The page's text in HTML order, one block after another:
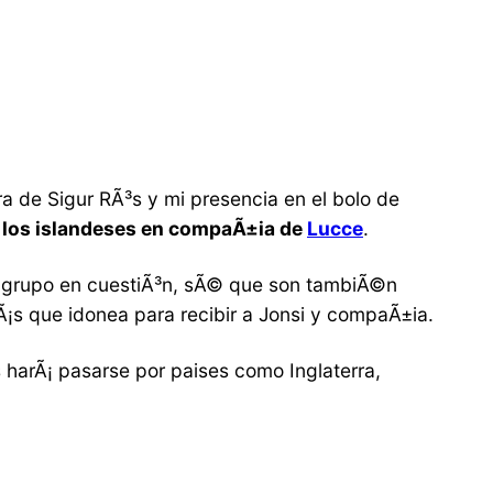
de Sigur RÃ³s y mi presencia en el bolo de
islandeses en compaÃ±ia de Lucce.
en cuestiÃ³n, sÃ© que son tambiÃ©n
que idonea para recibir a Jonsi y compaÃ±ia.
harÃ¡ pasarse por paises como Inglaterra,